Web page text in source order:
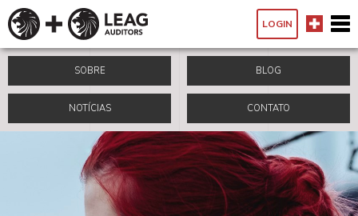
LOGIN
SOBRE BLOG
NOTÍCIAS CONTATO